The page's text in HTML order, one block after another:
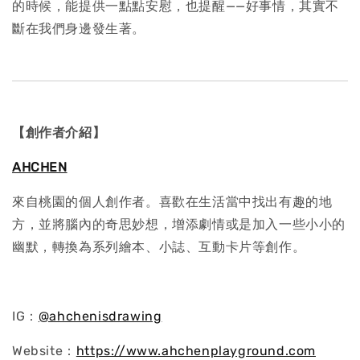
的時候，能提供一點點安慰，也提醒——好事情，其實不
斷在我們身邊發生著。
【創作者介紹】
AHCHEN
來自桃園的個人創作者。喜歡在生活當中找出有趣的地
方，並將腦內的奇思妙想，增添劇情或是加入一些小小的
幽默，轉換為系列繪本、小誌、互動卡片等創作。
IG： @ahchenisdrawing
Website： https://www.ahchenplayground.com